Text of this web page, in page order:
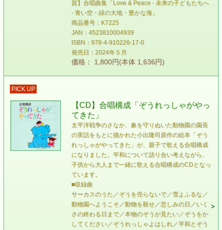
賀】合唱曲集「Love & Peace - 未来の子どもたちへ
- 青い空・緑の大地・豊かな海」
商品番号：K7225
JAN：4523810004939
ISBN：978-4-910226-17-0
発売日：2024年５月
価格： 1,800円(本体 1,636円)
PICK UP
【CD】合唱構成「ぞうれっしゃがやっ
てきた」
太平洋戦争のさなか、象を守りぬいた動物園の園長
の実話をもとに描かれた小出隆司原作の絵本「ぞう
れっしゃがやってきた」が、親子で歌える合唱構成
になりました。平和について語り合い考えながら、
子供から大人まで一緒に歌える合唱構成のCDとなっ
ています。
■収録曲
サーカスのうた／ぞうを売らないで／雪よふるな／
動物園へようこそ／動物を殺せ／悲しみの日／いく
さの終わる日まで／本物のぞうが見たい／ぞうをか
してください／ぞうれっしゃよはしれ／平和とぞう